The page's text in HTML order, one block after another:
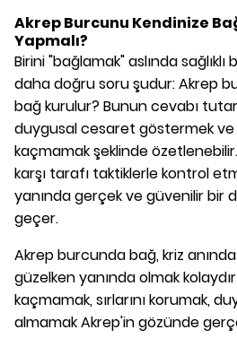
Akrep Burcunu Kendinize
Yapmalı?
Birini "bağlamak" aslında
daha doğru soru şudur: Akrep
bağ kurulur? Bunun cevabı
duygusal cesaret göstermek ve
kaçmamak şeklinde özetlenebilir.
karşı tarafı taktiklerle kontrol
yanında gerçek ve güvenilir bir
geçer.
Akrep burcunda bağ, kriz
güzelken yanında olmak
kaçmamak, sırlarını korumak,
almamak Akrep'in gözünde